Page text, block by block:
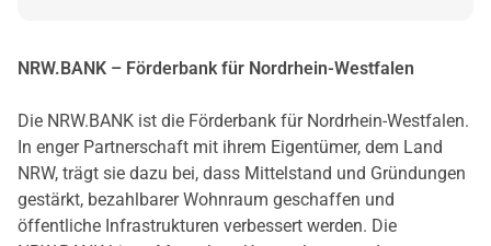
NRW.BANK – Förderbank für Nordrhein-Westfalen
Die NRW.BANK ist die Förderbank für Nordrhein-Westfalen.
In enger Partnerschaft mit ihrem Eigentümer, dem Land
NRW, trägt sie dazu bei, dass Mittelstand und Gründungen
gestärkt, bezahlbarer Wohnraum geschaffen und
öffentliche Infrastrukturen verbessert werden. Die